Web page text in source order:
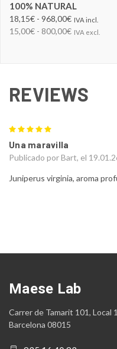
100% NATURAL
18,15€ - 968,00€ IVA incl.
15,00€ - 800,00€ IVA excl.
REVIEWS
Una maravilla
Publicado por Bart, el
Juniperus virginia, aroma
Maese Lab
Carrer de Tamarit 101, Local 1
Barcelona 08015